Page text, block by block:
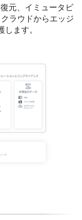
元、イミュータビ
ラウドからエッジ
ます。